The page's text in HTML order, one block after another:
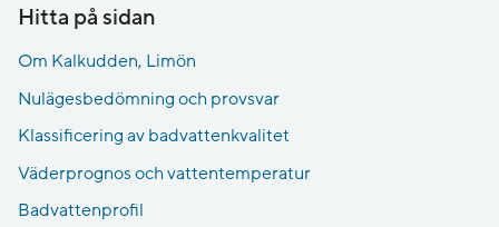
Hitta på sidan
Om Kalkudden, Limön
Nulägesbedömning och provsvar
Klassificering av badvattenkvalitet
Väderprognos och vattentemperatur
Badvattenprofil